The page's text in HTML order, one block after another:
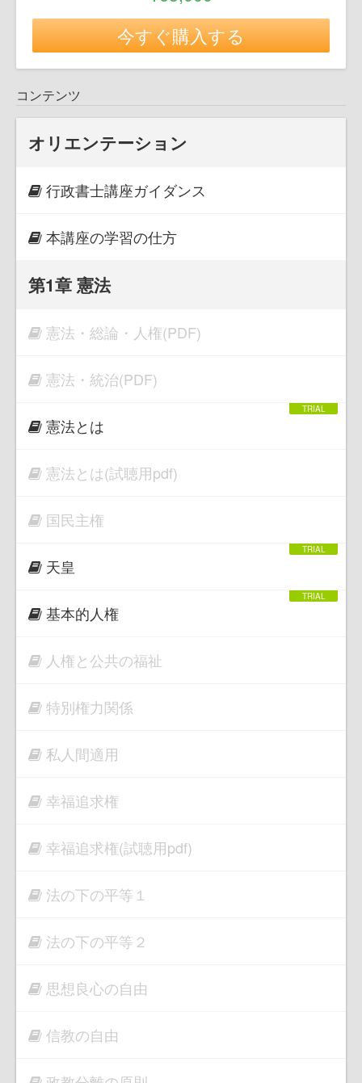
今すぐ購入する
コンテンツ
オリエンテーション
行政書士講座ガイダンス
本講座の学習の仕方
第1章 憲法
憲法・総論・人権(PDF)
憲法・統治(PDF)
憲法とは
憲法とは(試聴用pdf)
国民主権
天皇
基本的人権
人権と公共の福祉
特別権力関係
私人間適用
幸福追求権
幸福追求権(試聴用pdf)
法の下の平等１
法の下の平等２
思想良心の自由
信教の自由